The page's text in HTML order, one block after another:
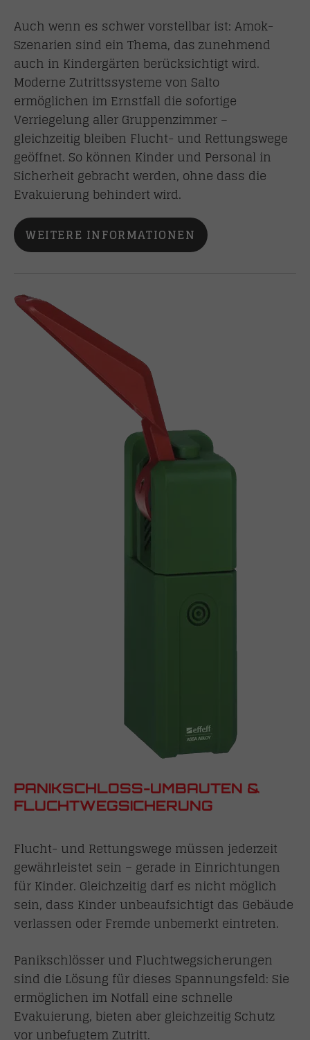
Auch wenn es schwer vorstellbar ist: Amok-
Szenarien sind ein Thema, das zunehmend
auch in Kindergärten berücksichtigt wird.
Moderne Zutrittssysteme von Salto
ermöglichen im Ernstfall die sofortige
Verriegelung aller Gruppenzimmer –
gleichzeitig bleiben Flucht- und Rettungswege
geöffnet. So können Kinder und Personal in
Sicherheit gebracht werden, ohne dass die
Evakuierung behindert wird.
WEITERE INFORMATIONEN
PANIKSCHLOSS-UMBAUTEN &
FLUCHTWEGSICHERUNG
Flucht- und Rettungswege müssen jederzeit
gewährleistet sein – gerade in Einrichtungen
für Kinder. Gleichzeitig darf es nicht möglich
sein, dass Kinder unbeaufsichtigt das Gebäude
verlassen oder Fremde unbemerkt eintreten.
Panikschlösser und Fluchtwegsicherungen
sind die Lösung für dieses Spannungsfeld: Sie
ermöglichen im Notfall eine schnelle
Evakuierung, bieten aber gleichzeitig Schutz
vor unbefugtem Zutritt.